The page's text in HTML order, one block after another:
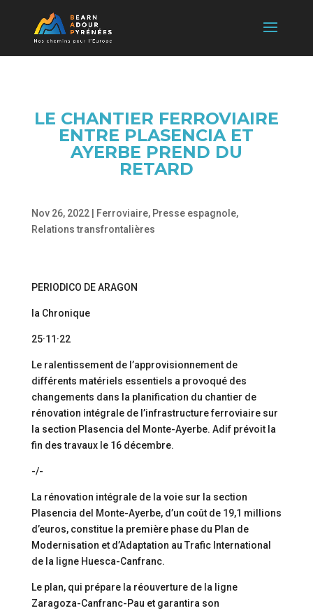
LE CHANTIER FERROVIAIRE
ENTRE PLASENCIA ET
AYERBE PREND DU
RETARD
Nov 26, 2022| Ferroviaire, Presse espagnole,
Relations transfrontalières
PERIODICO DE ARAGON
la Chronique
25·11·22
Le ralentissement de l’approvisionnement de
différents matériels essentiels a provoqué des
changements dans la planification du chantier de
rénovation intégrale de l’infrastructure ferroviaire sur
la section Plasencia del Monte-Ayerbe. Adif prévoit la
fin des travaux le 16 décembre.
-/-
La rénovation intégrale de la voie sur la section
Plasencia del Monte-Ayerbe, d’un coût de 19,1 millions
d’euros, constitue la première phase du Plan de
Modernisation et d’Adaptation au Trafic International
de la ligne Huesca-Canfranc.
Le plan, qui prépare la réouverture de la ligne
Zaragoza-Canfranc-Pau et garantira son